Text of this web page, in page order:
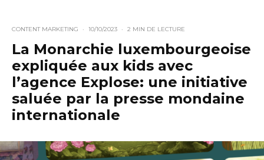
CONTENT MARKETING · 10/10/2023 · 2 MIN DE LECTURE
La Monarchie luxembourgeoise
expliquée aux kids avec
l’agence Explose: une initiative
saluée par la presse mondaine
internationale